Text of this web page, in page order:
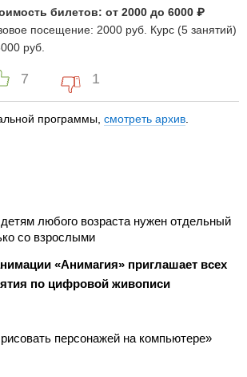
билетов: от 2000 до 6000 ₽
посещение: 2000 руб. Курс (5 занятий)
руб.
7 1
программы, смотреть архив
детям любого возраста нужен отдельный
со взрослыми
«Анимагия» приглашает всех
по цифровой живописи
персонажей на компьютере»